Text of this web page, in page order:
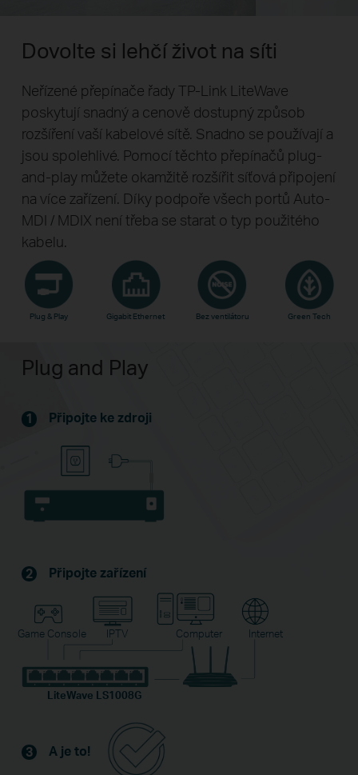
Dovolte si lehčí život na síti
Neřízené přepínače řady TP-Link LiteWave
poskytují snadný a cenově dostupný způsob
rozšíření vaší kabelové sítě. Snadno se používají a
jsou spolehlivé. Pomocí těchto přepínačů plug-
and-play můžete okamžitě rozšířit síťová připojení
na více zařízení. Díky podpoře všech portů Auto-
MDI / MDIX není třeba se starat o typ použitého
kabelu.
Plug & Play Gigabit Ethernet Bez ventilátoru Green Tech
Plug and Play
1 Připojte ke zdroji
2 Připojte zařízení
Game Console IPTV Computer Internet
LiteWave LS1008G
3 A je to!